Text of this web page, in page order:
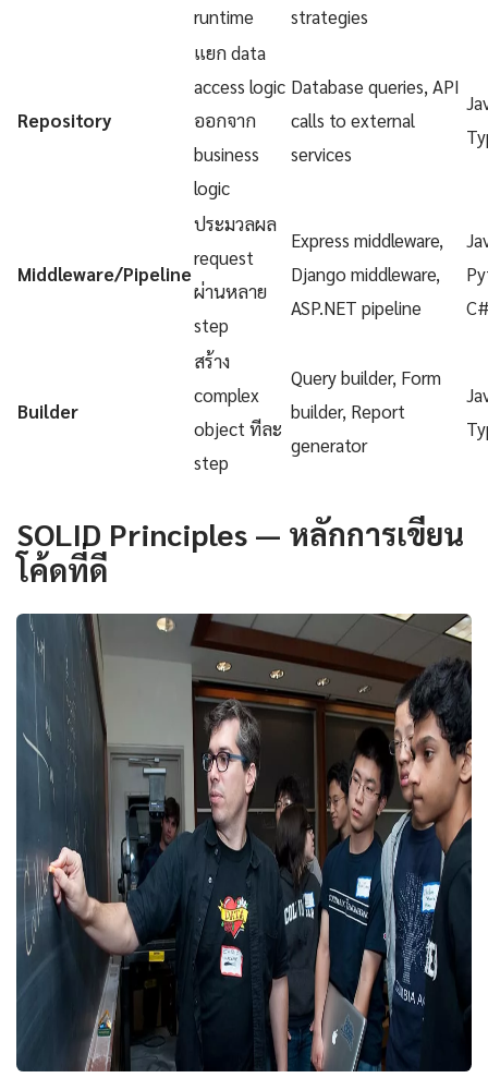
runtime strategies
Repository
แยก data
access logic
ออกจาก
business
logic
Database queries, API
calls to external
services
Middleware/Pipeline
ประมวลผล
request
ผ่านหลาย
step
Express middleware,
Django middleware,
ASP.NET pipeline
Builder
สร้าง
complex
object ทีละ
step
Query builder, Form
builder, Report
generator
SOLID Principles — หลักการเขียน
โค้ดที่ดี